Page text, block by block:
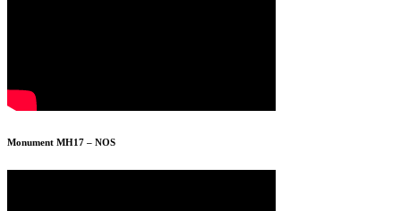
Monument MH17 – NOS